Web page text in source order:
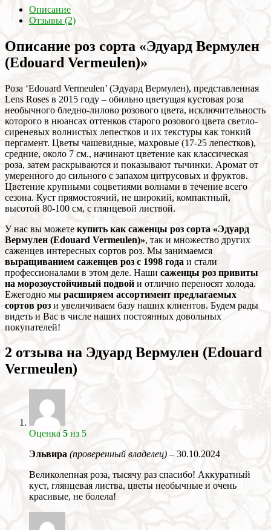
Описание
Отзывы (2)
Описание роз сорта «Эдуард Вермулен
(Edouard Vermeulen)»
Роза ‘Edouard Vermeulen’ (Эдуард Вермулен), представленная
Lens Roses в 2015 году – обильно цветущая кустовая роза
необычного бледно-лилово розового цвета, исключительность
которого в нюансах оттенков старого розового цвета светло-
сиреневых волнистых лепестков и их текстуры как тонкий
пергамент. Цветы чашевидные, махровые (17-25 лепестков),
средние, около 7 см., начинают цветение как классическая
роза, затем раскрываются и показывают тычинки. Аромат от
умеренного до сильного с запахом цитрусовых и фруктов.
Цветение крупными соцветиями волнами в течение всего
сезона. Куст прямостоячий, не широкий, компактный,
высотой 80-100 см, с глянцевой листвой.
У нас вы можетекупить как саженцы роз сорта «Эдуард
Вермулен (Edouard Vermeulen)», так и множество других
саженцев интересных сортов роз. Мы занимаемся
выращиванием саженцев роз с 1998 года и стали
профессионалами в этом деле. Наши саженцы роз привиты
на морозоустойчивый подвой и отлично переносят холода.
Ежегодно мы расширяем ассортимент предлагаемых
сортов роз и увеличиваем базу наших клиентов. Будем рады
видеть и Вас в числе наших постоянных довольных
покупателей!
2 отзыва на Эдуард Вермулен (Edouard
Vermeulen)
Оценка 5 из 5
Эльвира (проверенный владелец) – 30.10.2024
Великолепная роза, тысячу раз спасибо! Аккуратный
куст, глянцевая листва, цветы необычные и очень
красивые, не болела!